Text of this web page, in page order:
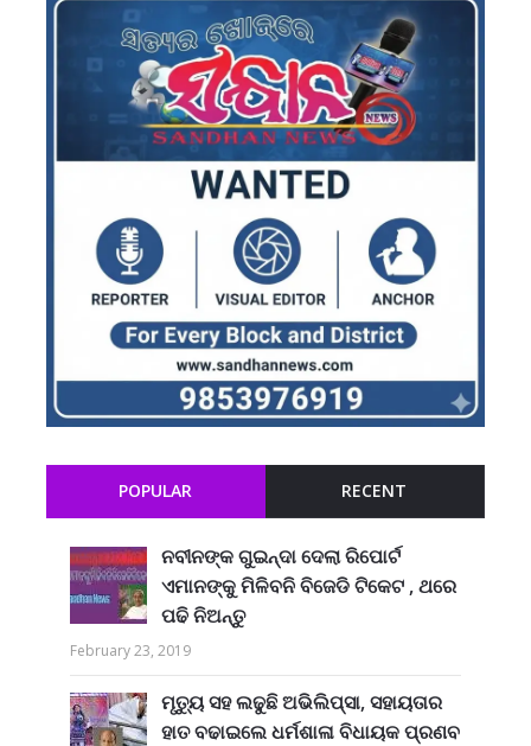
POPULAR RECENT
ନବୀନଙ୍କ ଗୁଇନ୍ଦା ଦେଲା ରିପୋର୍ଟ
ଏମାନଙ୍କୁ ମିଳିବନି ବିଜେଡି ଟିକେଟ , ଥରେ
ପଢି ନିଅନ୍ତୁ
February 23, 2019
ମୃତ୍ୟୁ ସହ ଲଢୁଛି ଅଭିଲିପ୍ସା, ସହାୟତାର
ହାତ ବଢାଇଲେ ଧର୍ମଶାଳା ବିଧାୟକ ପ୍ରଣବ